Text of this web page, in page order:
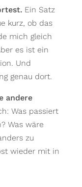
Ein Satz
kurz, ob das
mich gleich
es ist ein
Und
genau dort.
andere
Was passiert
Was wäre
zu
wieder mit in